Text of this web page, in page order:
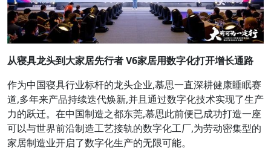
从寝具龙头到大家居先行者V6家居用数字化打开增长通路
作为中国寝具行业标杆的龙头企业,慕思一直深耕健康睡眠赛
道,多年来产品持续迭代焕新,并且通过数字化技术实现了生产
力的跃迁。在中国制造之都东莞,慕思此前便已成功打造一座
可以与世界前沿制造工艺接轨的数字化工厂,为劳动密集型的
家居制造业开启了数字化生产的无限可能。